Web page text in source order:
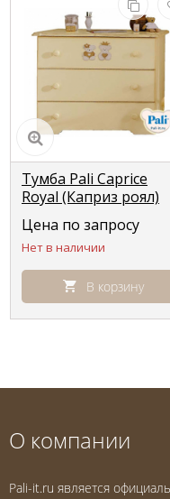
Тумба Pali Caprice
Royal (Каприз роял)
античная слоновая
кость antique ivory
Цена по запросу
Нет в наличии
В корзину
О компании
Pali-it.ru является